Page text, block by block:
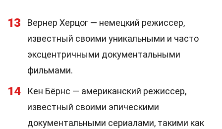
13
Вернер Херцог — немецкий режиссер,
известный своими уникальными и часто
эксцентричными документальными
фильмами.
14
Кен Бёрнс — американский режиссер,
известный своими эпическими
документальными сериалами, такими как